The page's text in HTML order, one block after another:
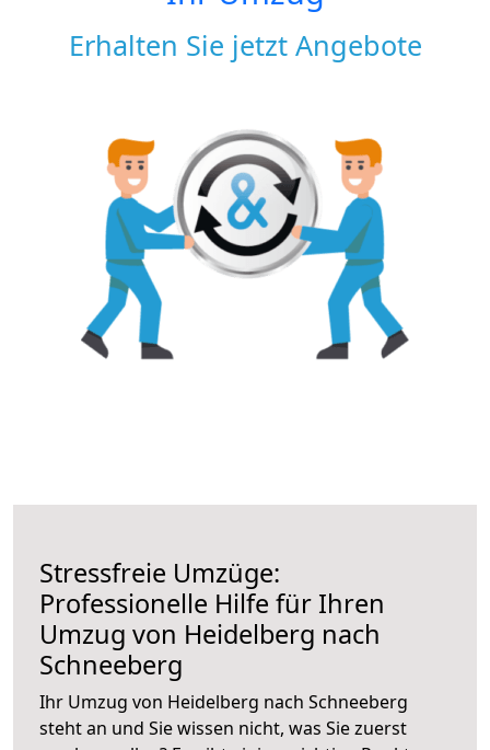
Erhalten Sie jetzt Angebote
Stressfreie Umzüge:
Professionelle Hilfe für Ihren
Umzug von Heidelberg nach
Schneeberg
Ihr Umzug von Heidelberg nach Schneeberg
steht an und Sie wissen nicht, was Sie zuerst